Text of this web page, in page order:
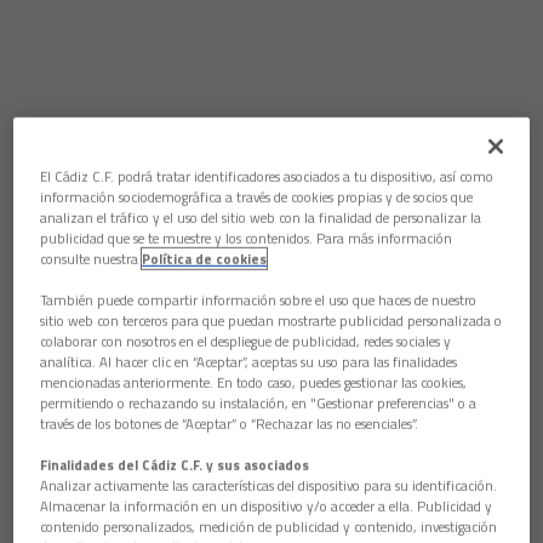
El Cádiz C.F. podrá tratar identificadores asociados a tu dispositivo, así como
información sociodemográfica a través de cookies propias y de socios que
analizan el tráfico y el uso del sitio web con la finalidad de personalizar la
publicidad que se te muestre y los contenidos. Para más información
consulte nuestra Política de cookies
También puede compartir información sobre el uso que haces de nuestro
sitio web con terceros para que puedan mostrarte publicidad personalizada o
colaborar con nosotros en el despliegue de publicidad, redes sociales y
analítica. Al hacer clic en “Aceptar”, aceptas su uso para las finalidades
mencionadas anteriormente. En todo caso, puedes gestionar las cookies,
permitiendo o rechazando su instalación, en "Gestionar preferencias" o a
través de los botones de “Aceptar” o “Rechazar las no esenciales”.
Finalidades del Cádiz C.F. y sus asociados
Analizar activamente las características del dispositivo para su identificación.
Almacenar la información en un dispositivo y/o acceder a ella. Publicidad y
contenido personalizados, medición de publicidad y contenido, investigación